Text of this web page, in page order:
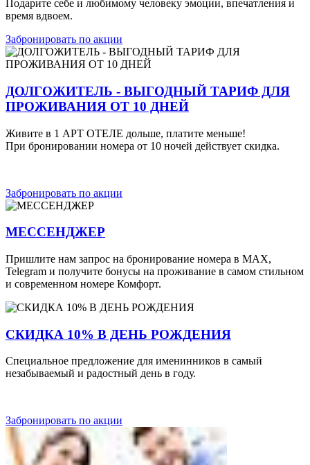
Подарите себе и любимому человеку эмоции, впечатления и
время вдвоем.
Забронировать по акции
ДОЛГОЖИТЕЛЬ - ВЫГОДНЫЙ ТАРИФ ДЛЯ
ПРОЖИВАНИЯ ОТ 10 ДНЕЙ
Живите в 1 АРТ ОТЕЛE дольше, платите меньше!
При бронировании номера от 10 ночей действует скидка.
Забронировать по акции
МЕССЕНДЖЕР
Пришлите нам запрос на бронирование номера в MAX,
Telegram и получите бонусы на проживание в самом стильном
и современном номере Комфорт.
СКИДКА 10% В ДЕНЬ РОЖДЕНИЯ
Специальное предложение для именинников в самый
незабываемый и радостный день в году.
Забронировать по акции